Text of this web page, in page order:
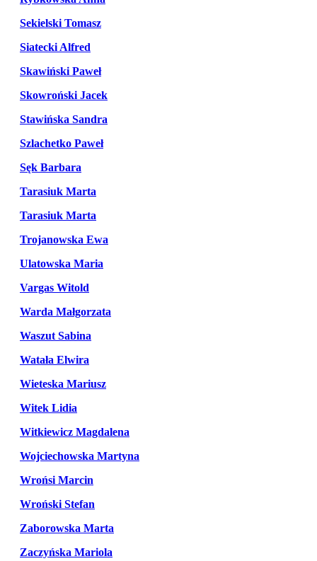
Sekielski Tomasz
Siatecki Alfred
Skawiński Paweł
Skowroński Jacek
Stawińska Sandra
Szlachetko Paweł
Sęk Barbara
Tarasiuk Marta
Tarasiuk Marta
Trojanowska Ewa
Ulatowska Maria
Vargas Witold
Warda Małgorzata
Waszut Sabina
Watała Elwira
Wieteska Mariusz
Witek Lidia
Witkiewicz Magdalena
Wojciechowska Martyna
Wrońsi Marcin
Wroński Stefan
Zaborowska Marta
Zaczyńska Mariola